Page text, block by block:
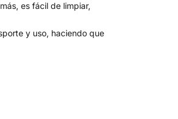
es fácil de limpiar,
y uso, haciendo que